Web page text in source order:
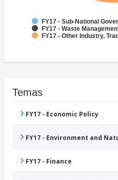
FY17 - Sub-National
FY17 - Waste
FY17 - Other Industry,
Temas
FY17 - Economic Policy
FY17 - Environment and
FY17 - Finance